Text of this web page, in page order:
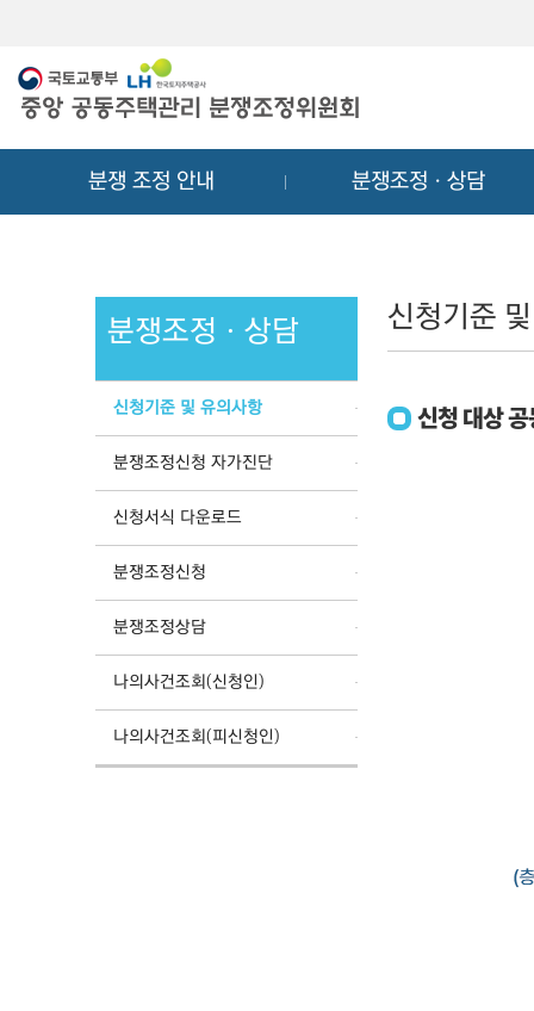
분쟁 조정 안내 분쟁조정ㆍ상담
분쟁조정ㆍ상담
신청기준 및 유의사항
분쟁조정신청 자가진단
신청서식 다운로드
분쟁조정신청
분쟁조정상담
나의사건조회(신청인)
나의사건조회(피신청인)
신청기준
신청 대상